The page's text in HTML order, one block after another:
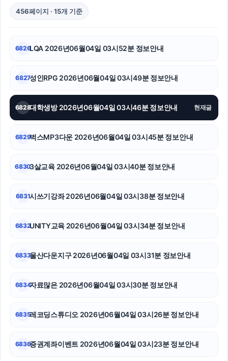
부산흥신소
sns마케팅
마포하수구막힘
강동구하수구막힘
456페이지 · 15개 기준
6826LQA 2026년06월04일 03시52분 정보안내
6827성인RPG 2026년06월04일 03시49분 정보안내
6828대학생방 2026년06월04일 03시46분 정보안내 현재글
6829벅스MP3다운 2026년06월04일 03시45분 정보안내
68303살교육 2026년06월04일 03시40분 정보안내
6831시쓰기강좌 2026년06월04일 03시38분 정보안내
6832UNITY교육 2026년06월04일 03시34분 정보안내
6833울산다운지구 2026년06월04일 03시31분 정보안내
6834자료많은 2026년06월04일 03시30분 정보안내
6835레코딩스튜디오 2026년06월04일 03시26분 정보안내
6836증권계좌이벤트 2026년06월04일 03시23분 정보안내